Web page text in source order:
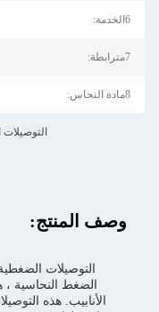
التوصيلات الضغطية
الضغطية النحاسية ،
النحاسية ، هي مكونات
هذه التوصيلات مصنوعة